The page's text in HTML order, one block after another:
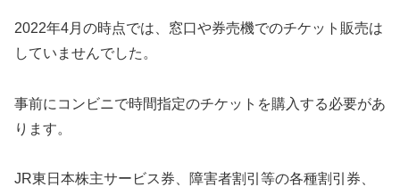
2022年4月の時点では、窓口や券売機でのチケット販売は
していませんでした。
事前にコンビニで時間指定のチケットを購入する必要があ
ります。
JR東日本株主サービス券、障害者割引等の各種割引券、